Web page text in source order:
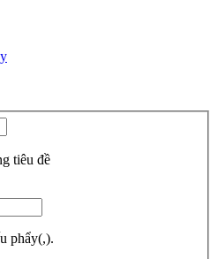
tiêu đề
phẩy(,).